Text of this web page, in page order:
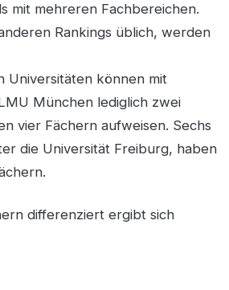
mit mehreren Fachbereichen.
Rankings üblich, werden
Universitäten können mit
München lediglich zwei
vier Fächern aufweisen. Sechs
die Universität Freiburg, haben
differenziert ergibt sich